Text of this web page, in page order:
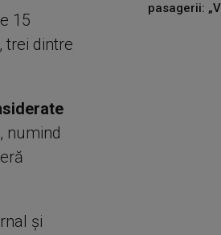
15
trei dintre
numind
şi
pasagerii: